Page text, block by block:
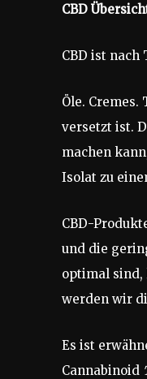
CBD
CBD ist
Öle.
versetzt ist.
machen
Isolat zu
CBD-
und die
optimal sind,
werden wir
Es ist
Cannabinoid